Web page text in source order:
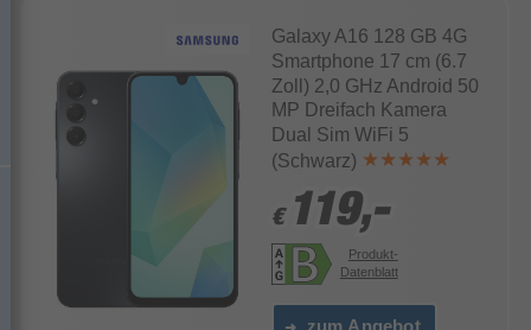
Galaxy A16 128 GB 4G
Smartphone 17 cm (6.7
Zoll) 2,0 GHz Android 50
MP Dreifach Kamera
Dual Sim WiFi 5
(Schwarz)
€ 119,-
€ 119,-
Produkt-
Datenblatt